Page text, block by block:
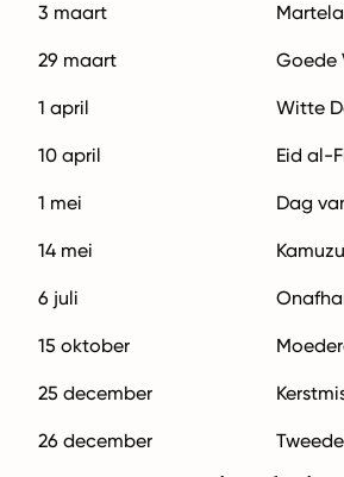
3 maart
29 maart Goede
1 april Witte
10 april Eid al-
1 mei Dag
14 mei
6 juli
15 oktober
25 december
26 december